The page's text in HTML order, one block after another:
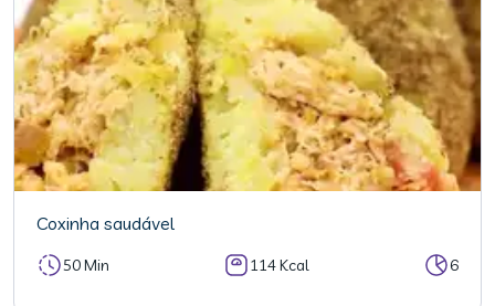
Coxinha saudável
50 Min 114 Kcal 6